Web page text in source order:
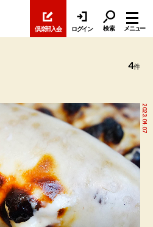
倶楽部入会 ログイン 検索 メニュー
4件
2023.04.07